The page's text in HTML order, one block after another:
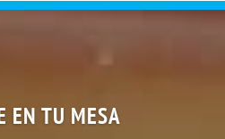
EN TU MESA